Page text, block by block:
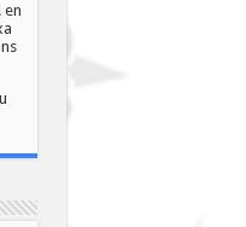
en